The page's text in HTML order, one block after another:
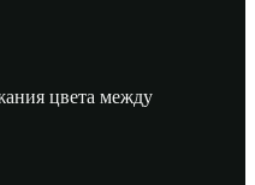
цвета между